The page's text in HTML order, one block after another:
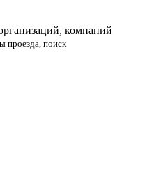
компаний
проезда, поиск